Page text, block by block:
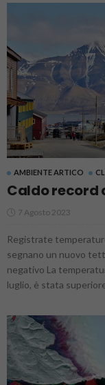
AMBIENTE ARTICO
Caldo record
7 Agosto 2023
Registrate
segnano un nuovo
negativo La
luglio, è stata